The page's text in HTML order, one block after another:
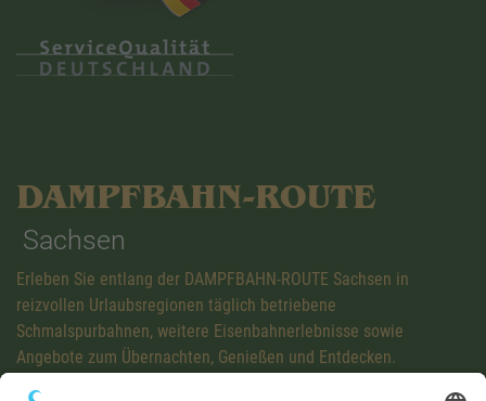
DAMPFBAHN-ROUTE
Sachsen
Erleben Sie entlang der DAMPFBAHN-ROUTE Sachsen in
reizvollen Urlaubsregionen täglich betriebene
Schmalspurbahnen, weitere Eisenbahnerlebnisse sowie
Angebote zum Übernachten, Genießen und Entdecken.